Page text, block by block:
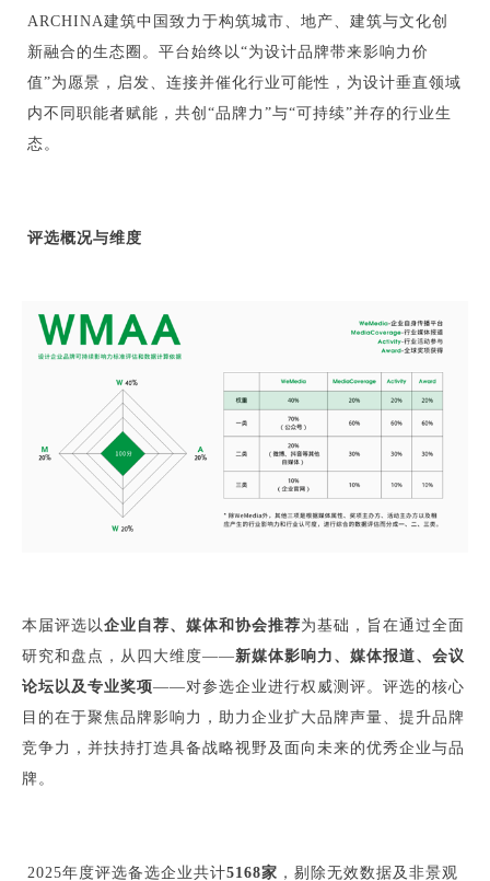
ARCHINA建筑中国致力于构筑城市、地产、建筑与文化创
新融合的生态圈。平台始终以“为设计品牌带来影响力价
值”为愿景，启发、连接并催化行业可能性，为设计垂直领域
内不同职能者赋能，共创“品牌力”与“可持续”并存的行业生
态。
评选概况与维度
本届评选以 企业自荐、媒体和协会推荐为基础，旨在通过全面
研究和盘点，从四大维度——新媒体影响力、媒体报道、会议
论坛以及专业奖项——对参选企业进行权威测评。评选的核心
目的在于聚焦品牌影响力，助力企业扩大品牌声量、提升品牌
竞争力，并扶持打造具备战略视野及面向未来的优秀企业与品
牌。
2025年度评选备选企业共计5168家 ，剔除无效数据及非景观